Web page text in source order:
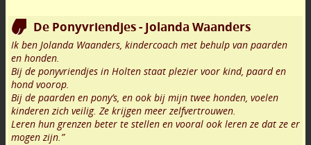
De Ponyvriendjes - Jolanda Waanders
Ik ben Jolanda Waanders, kindercoach met behulp van paarden
en honden.
Bij de ponyvriendjes in Holten staat plezier voor kind, paard en
hond voorop.
Bij de paarden en pony’s, en ook bij mijn twee honden, voelen
kinderen zich veilig. Ze krijgen meer zelfvertrouwen.
Leren hun grenzen beter te stellen en vooral ook leren ze dat ze er
mogen zijn.”